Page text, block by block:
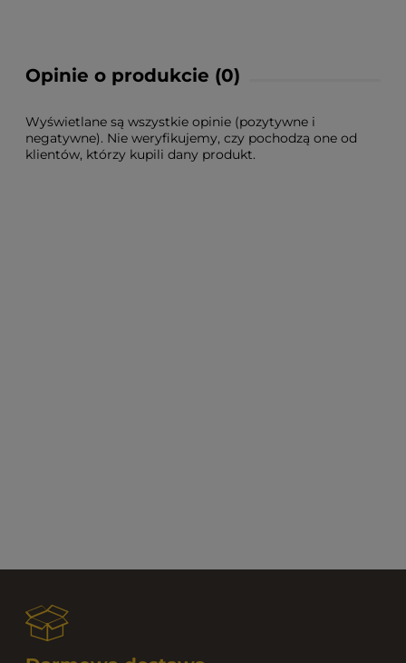
Opinie o produkcie (0)
Wyświetlane są wszystkie opinie (pozytywne i
negatywne). Nie weryfikujemy, czy pochodzą one od
klientów, którzy kupili dany produkt.